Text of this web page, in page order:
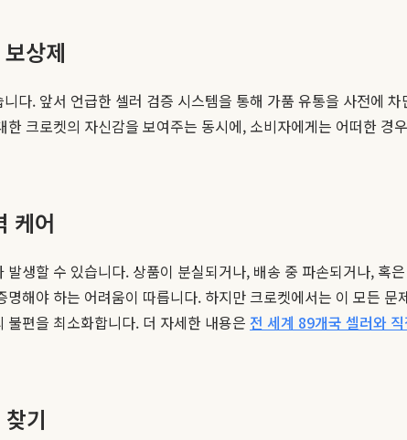
상제
다. 앞서 언급한 셀러 검증 시스템을 통해 가품 유통을 사전에
크로켓의 자신감을 보여주는 동시에, 소비자에게는 어떠한
케어
생할 수 있습니다. 상품이 분실되거나, 배송 중 파손되거나,
해야 하는 어려움이 따릅니다. 하지만 크로켓에서는 이 모든
편을 최소화합니다. 더 자세한 내용은 전 세계 89개국 셀러와
기